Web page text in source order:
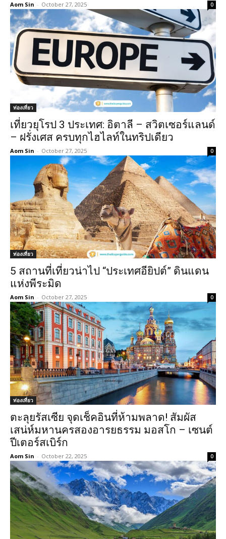
Aom Sin - October 27, 2025 0
ท่องเที่ยว
เที่ยวยุโรป 3 ประเทศ: อิตาลี – สวิตเซอร์แลนด์
– ฝรั่งเศส ครบทุกไฮไลท์ในทริปเดียว
Aom Sin - October 27, 2025 0
ท่องเที่ยว
5 สถานที่เที่ยวน่าไป “ประเทศอียิปต์” ดินแดน
แห่งพีระมิด
Aom Sin - October 27, 2025 0
ท่องเที่ยว
ตะลุยรัสเซีย จุดเช็คอินที่ห้ามพลาด! สัมผัส
เสน่ห์มหานครสองอารยธรรม มอสโก – เซนต์
ปีเตอร์สเบิร์ก
Aom Sin - October 22, 2025 0